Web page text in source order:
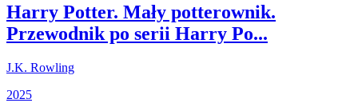
Harry Potter. Mały potterownik.
Przewodnik po serii Harry Po...
J.K. Rowling
2025